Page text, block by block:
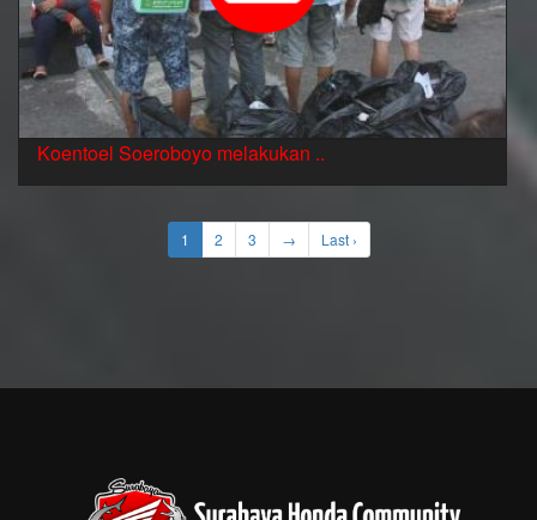
Koentoel Soeroboyo melakukan ..
1 2 3 → Last ›